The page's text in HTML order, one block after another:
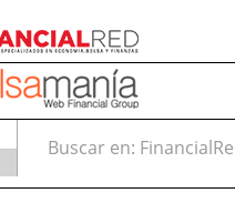
Buscar en: